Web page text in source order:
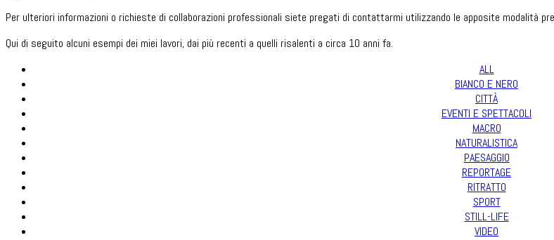
Per ulteriori informazioni o richieste di collaborazioni professionali siete pregati di contattarmi utilizzando le apposite modalità
Qui di seguito alcuni esempi dei miei lavori, dai più recenti a quelli risalenti a circa 10 anni fa.
ALL
BIANCO E NERO
CITTÀ
EVENTI E SPETTACOLI
MACRO
NATURALISTICA
PAESAGGIO
REPORTAGE
RITRATTO
SPORT
STILL-LIFE
VIDEO